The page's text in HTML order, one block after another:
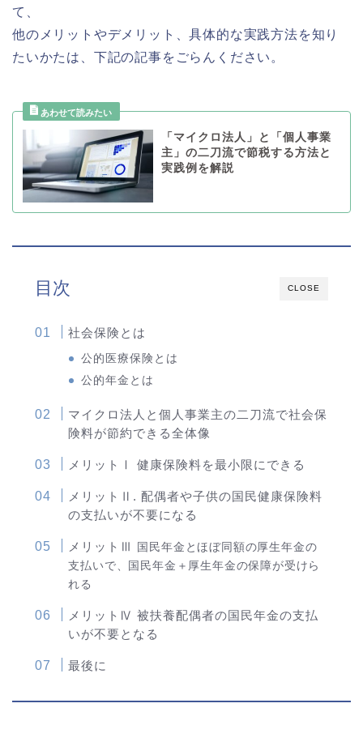
て、
他のメリットやデメリット、具体的な実践方法を知り
たいかたは、下記の記事をごらんください。
「マイクロ法人」と「個人事業
主」の二刀流で節税する方法と
実践例を解説
CLOSE
目次
社会保険とは
公的医療保険とは
公的年金とは
マイクロ法人と個人事業主の二刀流で社会保
険料が節約できる全体像
メリットⅠ 健康保険料を最小限にできる
メリットⅡ. 配偶者や子供の国民健康保険料
の支払いが不要になる
メリットⅢ
国民年金とほぼ同額の厚生年金の
支払いで、国民年金＋厚生年金の保障が受けら
れる
メリットⅣ 被扶養配偶者の国民年金の支払
いが不要となる
最後に